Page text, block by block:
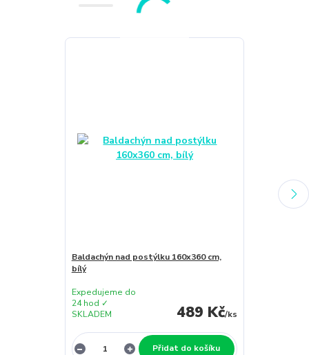
Baldachýn nad postýlku 160x360 cm,
bílý
489 Kč/ks
Expedujeme do
24 hod ✓
SKLADEM
Přidat do košíku